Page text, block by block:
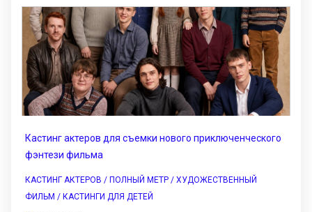
Кастинг актеров для съемки нового приключенческого
фэнтези фильма
КАСТИНГ АКТЕРОВ / ПОЛНЫЙ МЕТР / ХУДОЖЕСТВЕННЫЙ
ФИЛЬМ / КАСТИНГИ ДЛЯ ДЕТЕЙ